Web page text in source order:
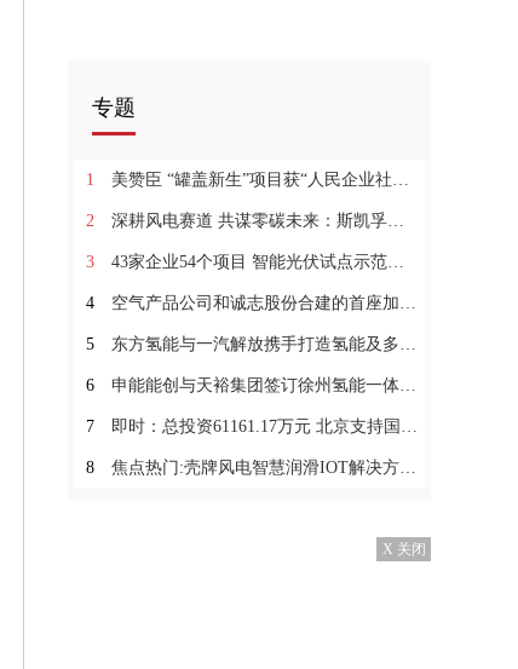
专题
1 美赞臣 “罐盖新生”项目获“人民企业社会责任奖”等多项大奖
2 深耕风电赛道 共谋零碳未来：斯凯孚集团CEO拜访南高齿集团
3 43家企业54个项目 智能光伏试点示范新名单出炉-快消息
4 空气产品公司和诚志股份合建的首座加氢站投运
5 东方氢能与一汽解放携手打造氢能及多场景示范应用|全球热点
6 申能能创与天裕集团签订徐州氢能一体化项目合作框架协议|世界观察
7 即时：总投资61161.17万元 北京支持国家氢燃料电池汽车质量检验检测中心建设
8 焦点热门:壳牌风电智慧润滑IOT解决方案 让风电人御「风」而行
X 关闭